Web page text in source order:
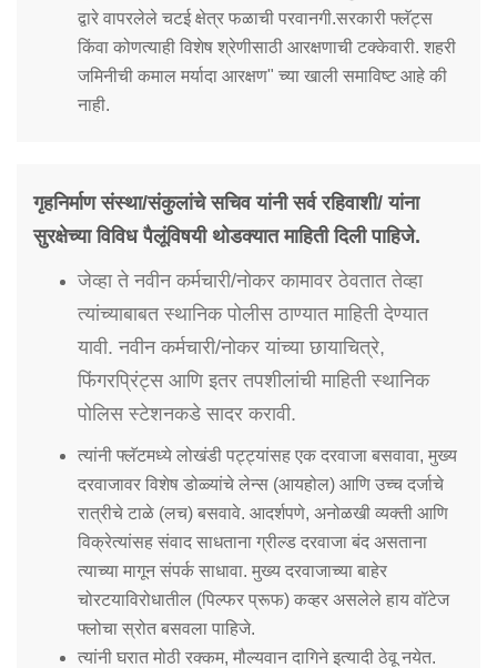
द्वारे वापरलेले चटई क्षेत्र फळाची परवानगी.सरकारी फ्लॅट्स
किंवा कोणत्याही विशेष श्रेणीसाठी आरक्षणाची टक्केवारी. शहरी
जमिनीची कमाल मर्यादा आरक्षण" च्या खाली समाविष्ट आहे की
नाही.
गृहनिर्माण संस्था/संकुलांचे सचिव यांनी सर्व रहिवाशी/ यांना
सुरक्षेच्या विविध पैलूंविषयी थोडक्यात माहिती दिली पाहिजे.
जेव्हा ते नवीन कर्मचारी/नोकर कामावर ठेवतात तेव्हा
त्यांच्याबाबत स्थानिक पोलीस ठाण्यात माहिती देण्यात
यावी. नवीन कर्मचारी/नोकर यांच्या छायाचित्रे,
फिंगरप्रिंट्स आणि इतर तपशीलांची माहिती स्थानिक
पोलिस स्टेशनकडे सादर करावी.
त्यांनी फ्लॅटमध्ये लोखंडी पट्ट्यांसह एक दरवाजा बसवावा, मुख्य
दरवाजावर विशेष डोळ्यांचे लेन्स (आयहोल) आणि उच्च दर्जाचे
रात्रीचे टाळे (लच) बसवावे. आदर्शपणे, अनोळखी व्यक्ती आणि
विक्रेत्यांसह संवाद साधताना ग्रील्ड दरवाजा बंद असताना
त्याच्या मागून संपर्क साधावा. मुख्य दरवाजाच्या बाहेर
चोरटयाविरोधातील (पिल्फर प्रूफ) कव्हर असलेले हाय वॉटेज
फ्लोचा स्रोत बसवला पाहिजे.
त्यांनी घरात मोठी रक्कम, मौल्यवान दागिने इत्यादी ठेवू नयेत.